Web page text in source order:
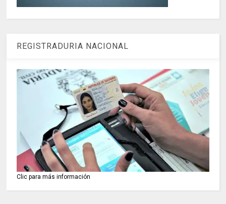
REGISTRADURIA NACIONAL
Clic para más información